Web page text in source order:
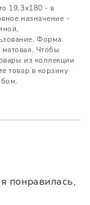
19.3x180 - в
назначение -
Форма
Чтобы
из коллекции
товар в корзину
понравилась,